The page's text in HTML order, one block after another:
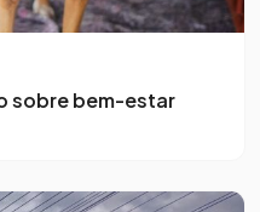
sobre bem-estar